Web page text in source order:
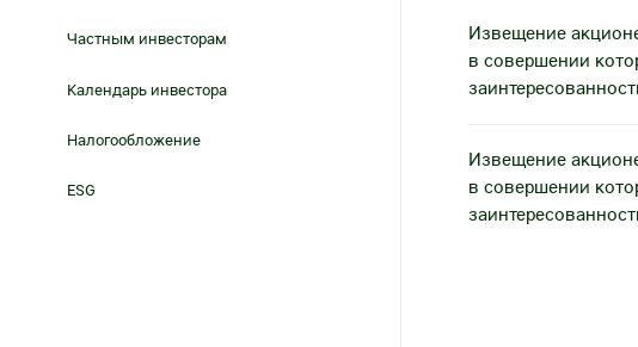
Аффилированные лица
Сведения о регистраторе
информации
Корпоративный секретарь
Частным инвесторам
Календарь инвестора
Налогообложение
ESG
Извещение
в совершении
Извещение
в совершении